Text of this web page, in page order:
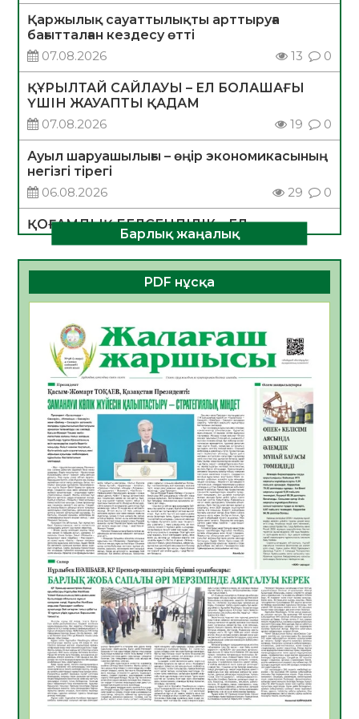
Қаржылық сауаттылықты арттыруға
бағытталған кездесу өтті
07.08.2026
13 0
ҚҰРЫЛТАЙ САЙЛАУЫ – ЕЛ БОЛАШАҒЫ
ҮШІН ЖАУАПТЫ ҚАДАМ
07.08.2026
19 0
Ауыл шаруашылығы – өңір экономикасының
негізгі тірегі
06.08.2026
29 0
ҚОҒАМДЫҚ БЕЛСЕНДІЛІК – ЕЛ
ДАМУЫНЫҢ НЕГІЗІ
06.08.2026
28 0
ҚҰРЫЛТАЙ САЙЛАУЫ – БОЛАШАҚҚА
06.08.2026
Инфекциялық ауруларға қарсы иммундау
жұмыстарының тиімділігі
06.08.2026
31
Көкжөтел ауруы туралы
06.08.2026
28
АПВ вакцинасы туралы мәлімет
06.08.2026
29
Open Air: Қызылорда облысы полиция
департаменті 20 мыңнан астам
көрерменнің қауіпсіздігін қамтамасыз етті
06.08.2026
40
ҚЫЗЫЛОРДАДА «САНАЛЫ ҰРПАҚ –
ЖАРҚЫН БОЛАШАҚ» АТТЫ КЕҢЕЙТІЛГЕН
МӘЖІЛІС ӨТТІ
05.08.2026
41
Қазақстан Орталық Азиядағы көшуге ең
Барлық жаңалық
PDF нұсқа